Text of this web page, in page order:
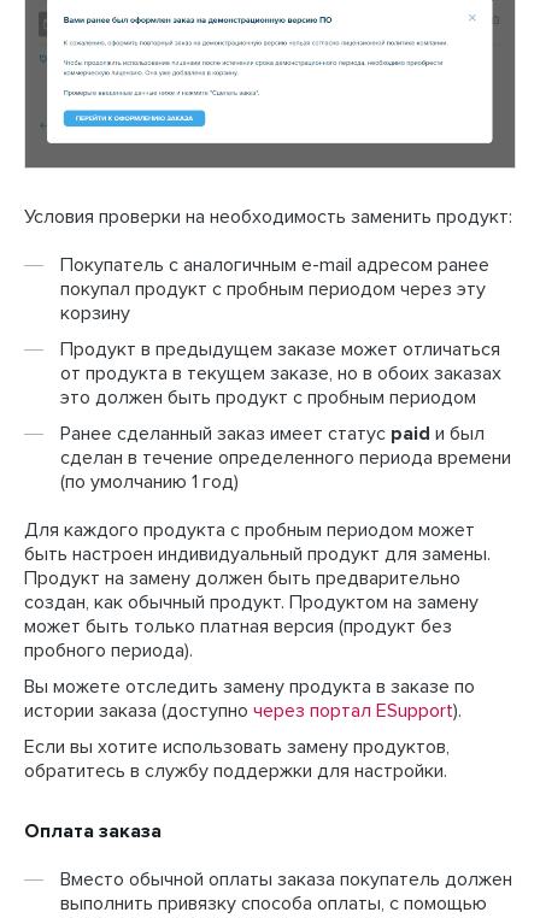
Условия проверки на необходимость заменить продукт:
Покупатель с аналогичным e-mail адресом ранее
покупал продукт с пробным периодом через эту
корзину
Продукт в предыдущем заказе может отличаться
от продукта в текущем заказе, но в обоих заказах
это должен быть продукт с пробным периодом
Ранее сделанный заказ имеет статус paid и был
сделан в течение определенного периода времени
(по умолчанию 1 год)
Для каждого продукта с пробным периодом может
быть настроен индивидуальный продукт для замены.
Продукт на замену должен быть предварительно
создан, как обычный продукт. Продуктом на замену
может быть только платная версия (продукт без
пробного периода).
Вы можете отследить замену продукта в заказе по
истории заказа (доступно через портал ESupport).
Если вы хотите использовать замену продуктов,
обратитесь в службу поддержки для настройки.
Оплата заказа
Вместо обычной оплаты заказа покупатель должен
выполнить привязку способа оплаты, с помощью